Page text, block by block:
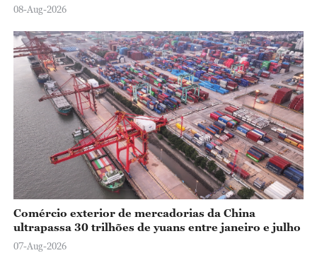
08-Aug-2026
Comércio exterior de mercadorias da China
ultrapassa 30 trilhões de yuans entre janeiro e julho
07-Aug-2026